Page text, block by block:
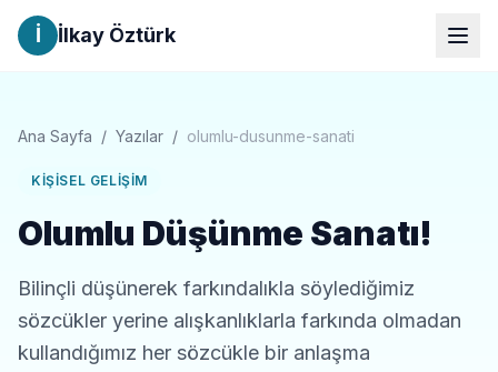
İ İlkay Öztürk
Ana Sayfa / Yazılar / olumlu-dusunme-sanati
KIŞISEL GELIŞIM
Olumlu Düşünme Sanatı!
Bilinçli düşünerek farkındalıkla söylediğimiz
sözcükler yerine alışkanlıklarla farkında olmadan
kullandığımız her sözcükle bir anlaşma